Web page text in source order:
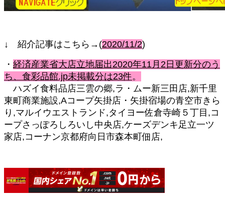
↓ 紹介記事はこちら→(2020/11/2)
・ 経済産業省大店立地届出2020年11月2日更新分のう
ち、食彩品館.jp未掲載分は23件。
ハズイ食料品店三雲の郷,ラ・ムー新三田店,新千里
東町商業施設,Aコープ矢掛店・矢掛宿場の青空市きら
り,マルイウエストランド,タイヨー佐倉寺崎５丁目,コ
ープさっぽろしろいし中央店,ケーズデンキ足立一ツ
家店,コーナン京都府向日市森本町佃店,